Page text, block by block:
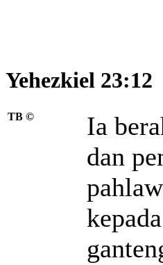
Yehezkiel 23:12
TB ©
Ia
dan